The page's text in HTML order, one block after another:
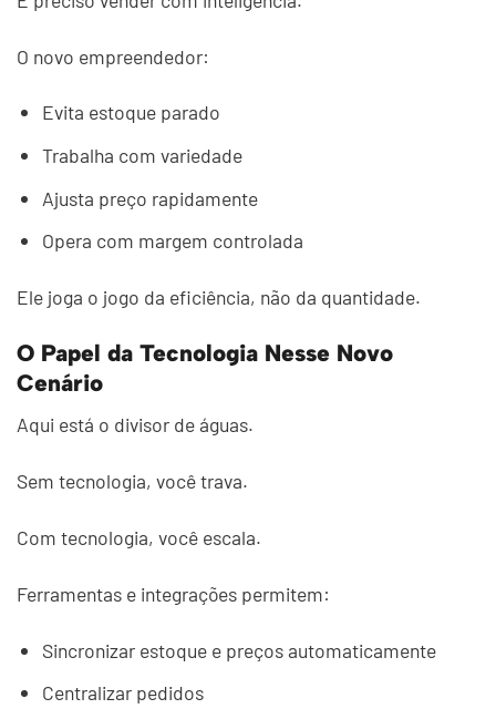
O novo empreendedor:
Evita estoque parado
Trabalha com variedade
Ajusta preço rapidamente
Opera com margem controlada
Ele joga o jogo da eficiência, não da quantidade.
O Papel da Tecnologia Nesse Novo
Cenário
Aqui está o divisor de águas.
Sem tecnologia, você trava.
Com tecnologia, você escala.
Ferramentas e integrações permitem:
Sincronizar estoque e preços automaticamente
Centralizar pedidos